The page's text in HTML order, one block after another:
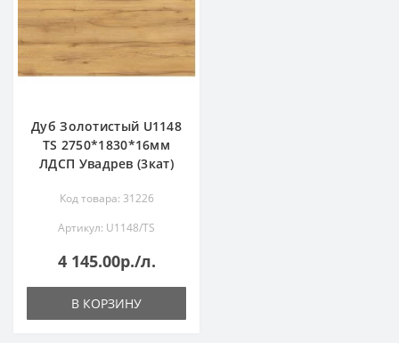
Дуб Золотистый U1148
TS 2750*1830*16мм
ЛДСП Увадрев (3кат)
Код товара: 31226
Артикул: U1148/TS
4 145.00р./л.
В КОРЗИНУ